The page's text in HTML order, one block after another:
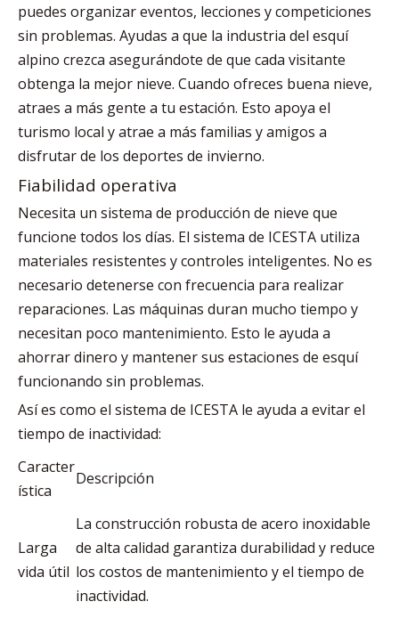
puedes organizar eventos, lecciones y competiciones
sin problemas. Ayudas a que la industria del esquí
alpino crezca asegurándote de que cada visitante
obtenga la mejor nieve. Cuando ofreces buena nieve,
atraes a más gente a tu estación. Esto apoya el
turismo local y atrae a más familias y amigos a
disfrutar de los deportes de invierno.
Fiabilidad operativa
Necesita un sistema de producción de nieve que
funcione todos los días. El sistema de ICESTA utiliza
materiales resistentes y controles inteligentes. No es
necesario detenerse con frecuencia para realizar
reparaciones. Las máquinas duran mucho tiempo y
necesitan poco mantenimiento. Esto le ayuda a
ahorrar dinero y mantener sus estaciones de esquí
funcionando sin problemas.
Así es como el sistema de ICESTA le ayuda a evitar el
tiempo de inactividad:
Caracter
ística
Descripción
Larga
vida útil
La construcción robusta de acero inoxidable
de alta calidad garantiza durabilidad y reduce
los costos de mantenimiento y el tiempo de
inactividad.